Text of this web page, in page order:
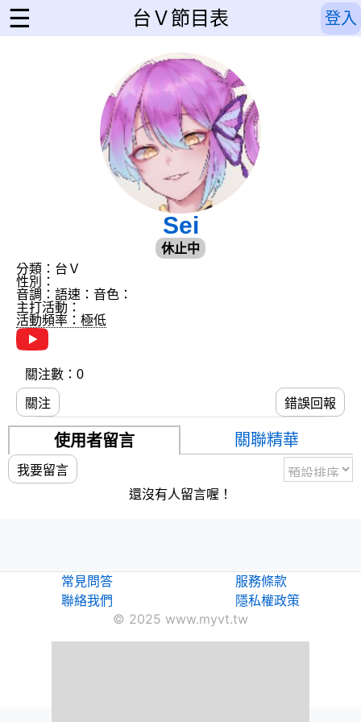
☰ 台Ｖ節目表 登入
Sei
休止中
分類：台Ｖ
性別：
音調： 語速： 音色：
主打活動：
活動頻率：極低
關注數：0
關注 錯誤回報
使用者留言 關聯精華
我要留言
還沒有人留言喔！
常見問答
聯絡我們
服務條款
隱私權政策
© 2025 www.myvt.tw